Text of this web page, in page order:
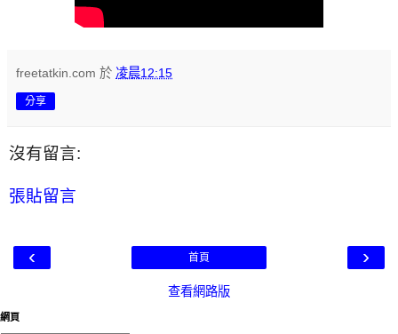
freetatkin.com 於 凌晨12:15
分享
沒有留言:
張貼留言
‹ ›
首頁
查看網路版
網頁